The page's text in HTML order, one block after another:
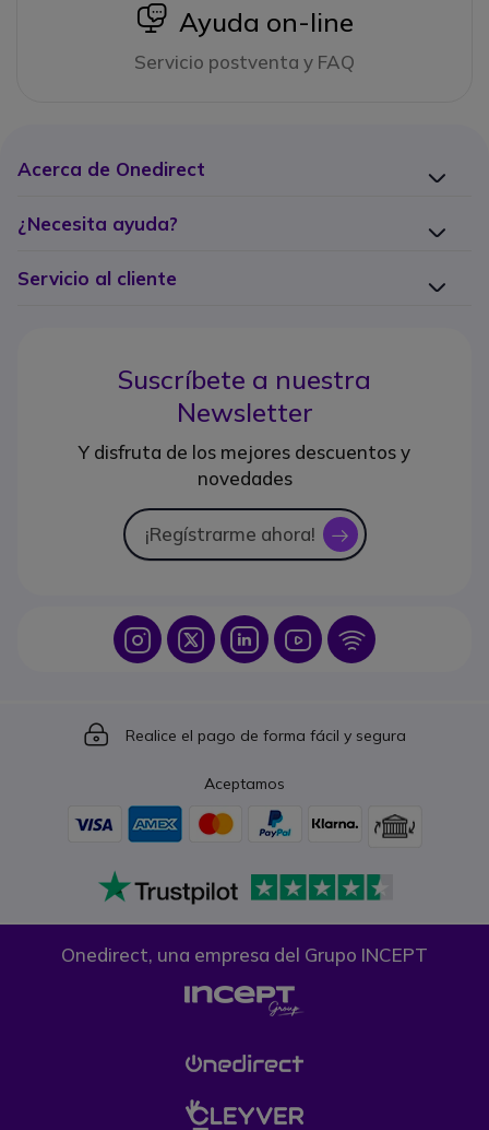
icon
Ayuda on-line
Servicio postventa y FAQ
Acerca de Onedirect
¿Necesita ayuda?
Servicio al cliente
Suscríbete a nuestra
Newsletter
Y disfruta de los mejores descuentos y
novedades
¡Regístrarme ahora! icon
Icon IconIcon Icon Icon
Icon
Realice el pago de forma fácil y segura
Aceptamos
Onedirect, una empresa del Grupo INCEPT